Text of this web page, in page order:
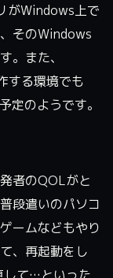
がWindows上で
そのWindows
。また、
する環境でも
定のようです。
者のQOLがと
段遣いのパソコ
ームなどもやり
、再起動をし
して…といった